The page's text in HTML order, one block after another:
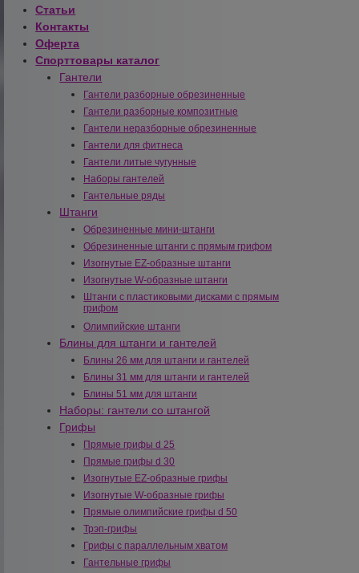
Статьи
Контакты
Оферта
Спорттовары каталог
Гантели
Гантели разборные обрезиненные
Гантели разборные композитные
Гантели неразборные обрезиненные
Гантели для фитнеса
Гантели литые чугунные
Наборы гантелей
Гантельные ряды
Штанги
Обрезиненные мини-штанги
Обрезиненные штанги с прямым грифом
Изогнутые EZ-образные штанги
Изогнутые W-образные штанги
Штанги с пластиковыми дисками с прямым
грифом
Олимпийские штанги
Блины для штанги и гантелей
Блины 26 мм для штанги и гантелей
Блины 31 мм для штанги и гантелей
Блины 51 мм для штанги
Наборы: гантели со штангой
Грифы
Прямые грифы d 25
Прямые грифы d 30
Изогнутые EZ-образные грифы
Изогнутые W-образные грифы
Прямые олимпийские грифы d 50
Трэп-грифы
Грифы с параллельным хватом
Гантельные грифы